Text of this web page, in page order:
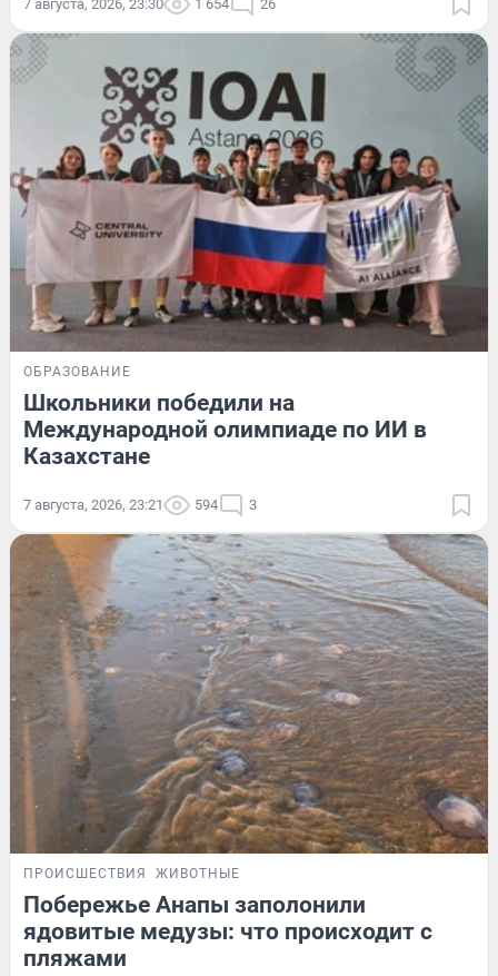
7 августа, 2026, 23:30 1 654 26
ОБРАЗОВАНИЕ
Школьники победили на
Международной олимпиаде по ИИ в
Казахстане
7 августа, 2026, 23:21 594 3
ПРОИСШЕСТВИЯ ЖИВОТНЫЕ
Побережье Анапы заполонили
ядовитые медузы: что происходит с
пляжами